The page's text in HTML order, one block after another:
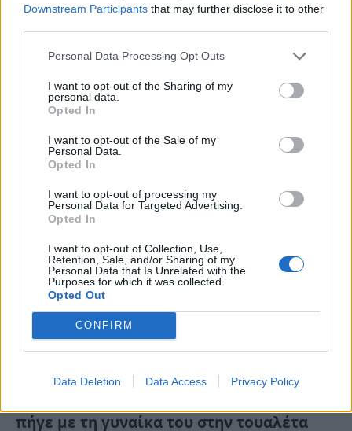
Downstream Participants that may further disclose it to other
Personal Data Processing Opt Outs
I want to opt-out of the Sharing of my
personal data.
Opted In
I want to opt-out of the Sale of my
Personal Data.
Opted In
I want to opt-out of processing my
Personal Data for Targeted Advertising.
Opted In
I want to opt-out of Collection, Use,
Retention, Sale, and/or Sharing of my
Personal Data that Is Unrelated with the
Purposes for which it was collected.
Opted Out
CONFIRM
Data Deletion Data Access Privacy Policy
Τρελή καταδίωξη στην Αττική Οδό –
34χρονη πιάστηκε να οδηγεί μεθυσμένη
Κυ, 16 Φεβ 2025 18:20
μεθυσμένη δύο φορές το ίδιο…
Δεν έχει ξαναγίνει! Απίστευτο
πήγε με τη γυναίκα του στην τουαλέτα